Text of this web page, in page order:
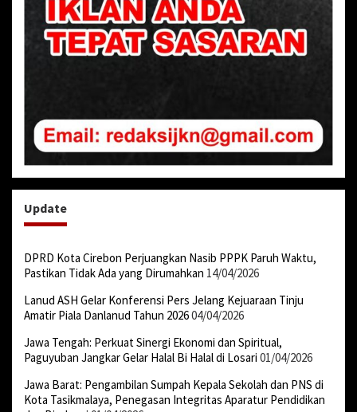
Update
DPRD Kota Cirebon Perjuangkan Nasib PPPK Paruh Waktu,
Pastikan Tidak Ada yang Dirumahkan 14/04/2026
Lanud ASH Gelar Konferensi Pers Jelang Kejuaraan Tinju
Amatir Piala Danlanud Tahun 202604/04/2026
Jawa Tengah: Perkuat Sinergi Ekonomi dan Spiritual,
Paguyuban Jangkar Gelar Halal Bi Halal di Losari 01/04/2026
Jawa Barat: Pengambilan Sumpah Kepala Sekolah dan PNS di
Kota Tasikmalaya, Penegasan Integritas Aparatur Pendidikan